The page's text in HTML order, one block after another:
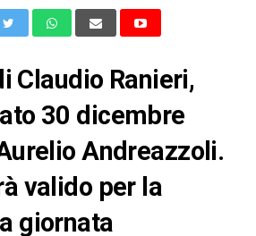
Claudio Ranieri,
30 dicembre
Andreazzoli.
valido per la
giornata